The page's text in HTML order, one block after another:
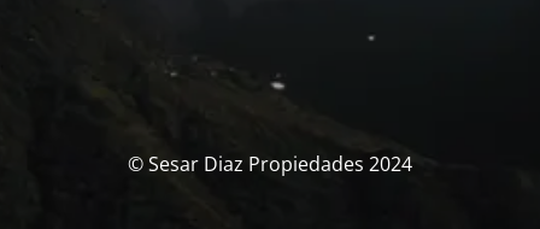
© Sesar Diaz Propiedades 2024